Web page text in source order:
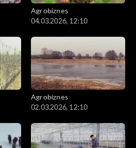
Agrobiznes
04.03.2026, 12:10
Agrobiznes
02.03.2026, 12:10